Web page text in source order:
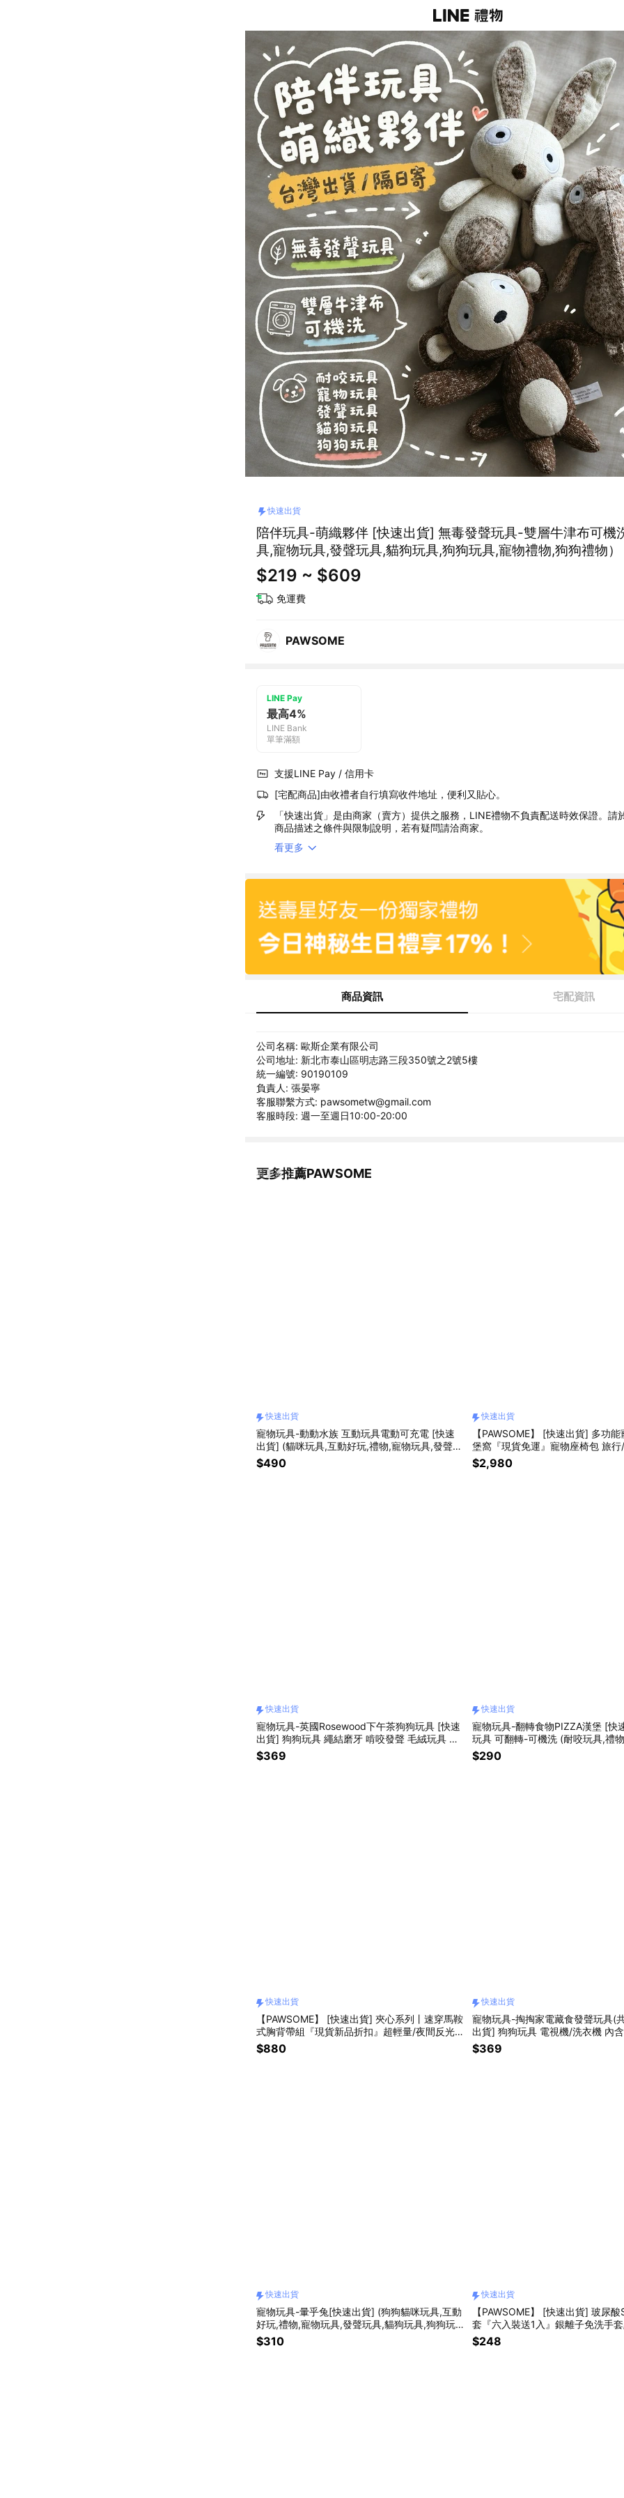
快速出貨
陪伴玩具-萌織夥伴 [快速出貨] 無毒發聲玩具-雙層牛津布可機洗 (耐咬玩
具,寵物玩具,發聲玩具,貓狗玩具,狗狗玩具,寵物禮物,狗狗禮物）
$219 ~ $609
免運費
PAWSOME
LINE Pay
最高4%
LINE Bank
單筆滿額
支援LINE Pay / 信用卡
[宅配商品]由收禮者自行填寫收件地址，便利又貼心。
「快速出貨」是由商家（賣方）提供之服務，LINE禮物不負責配送時效保證。請
商品描述之條件與限制說明，若有疑問請洽商家。
看更多
商品資訊 宅配資訊
公司名稱: 歐斯企業有限公司
公司地址: 新北市泰山區明志路三段350號之2號5樓
統一編號: 90190109
負責人: 張晏寧
客服聯繫方式: pawsometw@gmail.com
客服時段: 週一至週日10:00-20:00
更多推薦PAWSOME
看更多
快速出貨
寵物玩具-動動水族 互動玩具電動可充電 [快速
出貨] (貓咪玩具,互動好玩,禮物,寵物玩具,發聲玩
具,貓狗玩具,狗狗玩具)
$490
快速出貨
【PAWSOME】 [快速出貨] 多功
堡窩『現貨免運』寵物座椅包 旅行
窩包辦 3WAY寵物安全椅/寵物汽座
$2,980
快速出貨
寵物玩具-英國Rosewood下午茶狗狗玩具 [快速
出貨] 狗狗玩具 繩結磨牙 啃咬發聲 毛絨玩具 幼
犬中小型犬適用 寵物玩具 狗玩具推薦
$369
快速出貨
寵物玩具-翻轉食物PIZZA漢堡 [快速出貨] 藏食
玩具 可翻轉-可機洗 (耐咬玩具,禮
聲玩具,貓狗玩具,狗狗玩具)
$290
快速出貨
【PAWSOME】 [快速出貨] 夾心系列丨速穿馬鞍
式胸背帶組『現貨新品折扣』超輕量/夜間反光/
彈力防暴衝/寵物牽繩/狗牽繩/狗項圈
$880
快速出貨
寵物玩具-掏掏家電藏食發聲玩具(
出貨] 狗狗玩具 電視機/洗衣機 內
玩具 藏食互動玩具 解悶益智 寵物
薦
$369
快速出貨
寵物玩具-暈乎兔[快速出貨] (狗狗貓咪玩具,互動
好玩,禮物,寵物玩具,發聲玩具,貓狗玩具,狗狗玩
具)
$310
快速出貨
【PAWSOME】 [快速出貨] 玻尿
套『六入裝送1入』銀離子免洗手
套/全身清潔/外出必備/寵物免洗澡
$248